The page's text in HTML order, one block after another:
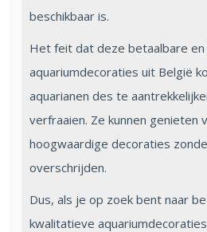
beschikbaar is.
Het feit dat deze betaalbare
aquariumdecoraties uit België
aquarianen des te
verfraaien. Ze kunnen genieten
hoogwaardige decoraties
overschrijden.
Dus, als je op zoek bent naar
kwalitatieve